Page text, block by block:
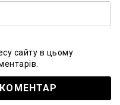
сайту в цьому